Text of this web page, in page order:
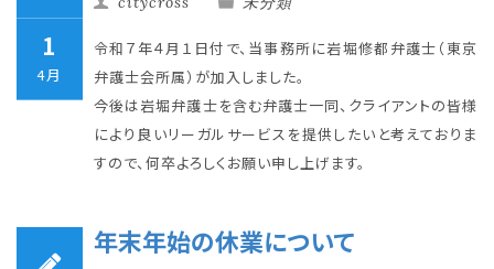
1
4月
令和７年４月１日付で、当事務所に岩堀修都弁護士（東京
弁護士会所属）が加入しました。
今後は岩堀弁護士を含む弁護士一同、クライアントの皆様
により良いリーガルサービスを提供したいと考えておりま
すので、何卒よろしくお願い申し上げます。
年末年始の休業について